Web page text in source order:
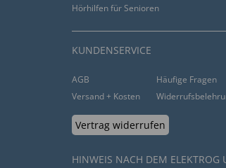
Hörhilfen für Senioren
KUNDENSERVICE
AGB Häufige Fragen
Versand + Kosten
Vertrag widerrufen
HINWEIS NACH DEM ELEKTROG